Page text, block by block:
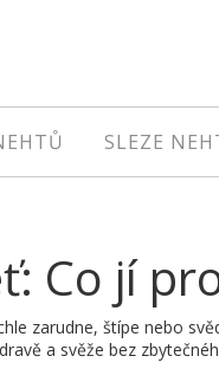
SLEZE
Co jí
zarudne, štípe nebo
a svěže bez